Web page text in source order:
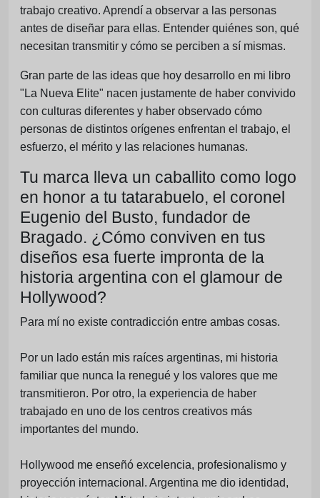
trabajo creativo. Aprendí a observar a las personas
antes de diseñar para ellas. Entender quiénes son, qué
necesitan transmitir y cómo se perciben a sí mismas.
Gran parte de las ideas que hoy desarrollo en mi libro
"La Nueva Elite" nacen justamente de haber convivido
con culturas diferentes y haber observado cómo
personas de distintos orígenes enfrentan el trabajo, el
esfuerzo, el mérito y las relaciones humanas.
Tu marca lleva un caballito como logo
en honor a tu tatarabuelo, el coronel
Eugenio del Busto, fundador de
Bragado. ¿Cómo conviven en tus
diseños esa fuerte impronta de la
historia argentina con el glamour de
Hollywood?
Para mí no existe contradicción entre ambas cosas.
Por un lado están mis raíces argentinas, mi historia
familiar que nunca la renegué y los valores que me
transmitieron. Por otro, la experiencia de haber
trabajado en uno de los centros creativos más
importantes del mundo.
Hollywood me enseñó excelencia, profesionalismo y
proyección internacional. Argentina me dio identidad,